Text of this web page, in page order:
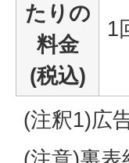
たりの
料金
(税込)
1
(注釈1)広